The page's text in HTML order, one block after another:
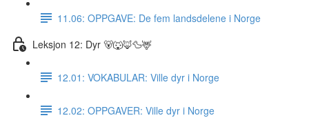
11.06: OPPGAVE: De fem landsdelene i Norge
Leksjon 12: Dyr 🐻🐺🦊🦆🦌
12.01: VOKABULAR: Ville dyr i Norge
12.02: OPPGAVER: Ville dyr i Norge